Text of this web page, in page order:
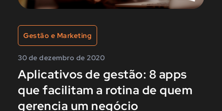
Gestão e Marketing
30 de dezembro de 2020
Aplicativos de gestão: 8 apps
que facilitam a rotina de quem
gerencia um negócio